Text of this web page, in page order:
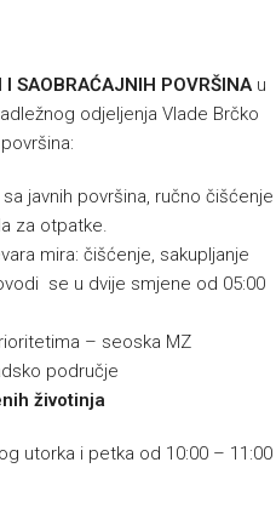
SAOBRAĆAJNIH POVRŠINAu
odjeljenja Vlade Brčko
javnih površina, ručno čišćenje
za otpatke.
mira: čišćenje, sakupljanje
se u dvije smjene od 05:00
– seoska MZ
područje
životinja
utorka i petka od 10:00 – 11:00